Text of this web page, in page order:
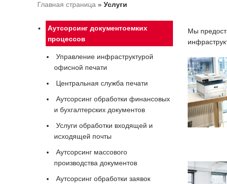
Главная страница » Услуги
Мы
Аутсорсинг документоемких
процессов
Управление инфраструктурой
офисной печати
Центральная служба печати
Аутсорсинг обработки финансовых
и бухгалтерских документов
Услуги обработки входящей и
исходящей почты
Аутсорсинг массового
производства документов
Аутсорсинг обработки заявок